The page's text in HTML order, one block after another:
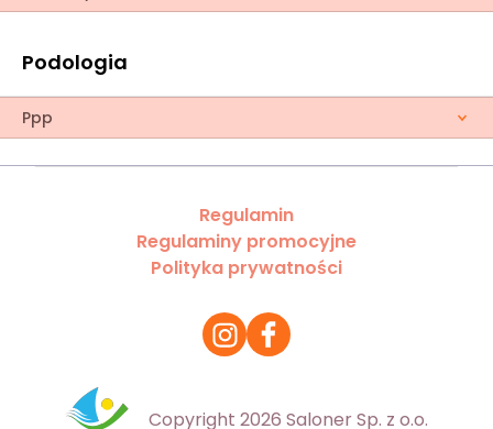
Podologia
Ppp
Regulamin
Regulaminy promocyjne
Polityka prywatności
Copyright 2026 Saloner Sp. z o.o.